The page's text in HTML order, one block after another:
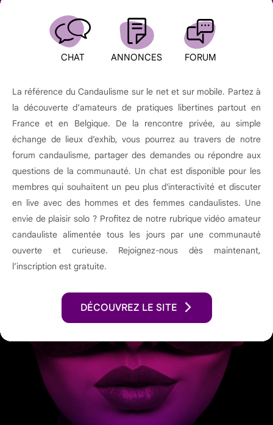
CHAT ANNONCES FORUM
La référence du Candaulisme sur le net et sur mobile. Partez à
la découverte d’amateurs de pratiques libertines partout en
France et en Belgique. De la rencontre privée, au simple
échange de lieux d’exhib, vous pourrez au travers de notre
forum candaulisme, partager des demandes ou répondre aux
questions de la communauté. Un chat est disponible pour les
membres qui souhaitent un peu plus d'interactivité et discuter
en live avec des hommes et des femmes candaulistes. Une
envie de plaisir solo ? Profitez de notre rubrique vidéo amateur
candauliste alimentée tous les jours par une communauté
ouverte et curieuse. Rejoignez-nous dès maintenant,
l’inscription est gratuite.
DÉCOUVREZ LE SITE